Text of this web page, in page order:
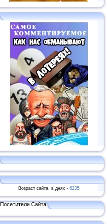
Возраст сайта, в днях - 6235
Посетители Сайта